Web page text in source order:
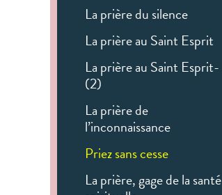
La prière du silence
La prière au Saint Esprit
La prière au Saint Esprit-
(2)
La prière de
l’inconnaissance
Priez sans cesse
La prière, gage de la santé